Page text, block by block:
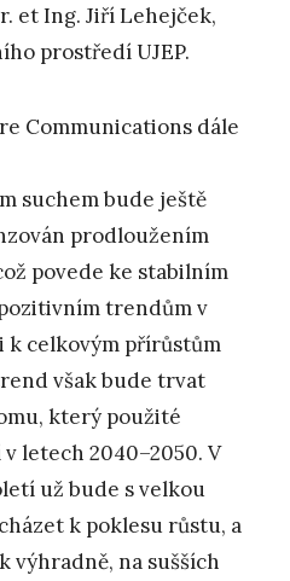
et Ing. Jiří Lehejček,
prostředí UJEP.
Communications dále
suchem bude ještě
prodloužením
povede ke stabilním
trendům v
celkovým přírůstům
však bude trvat
který použité
letech 2040–2050. V
už bude s velkou
k poklesu růstu, a
výhradně, na sušších